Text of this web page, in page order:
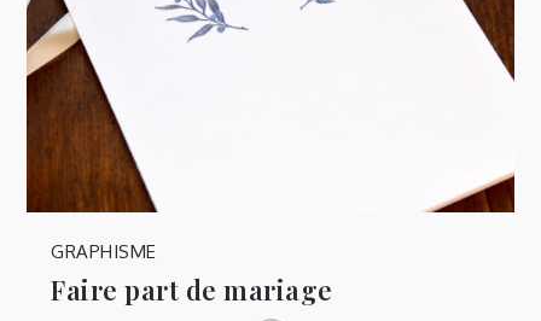
GRAPHISME
Faire part de mariage